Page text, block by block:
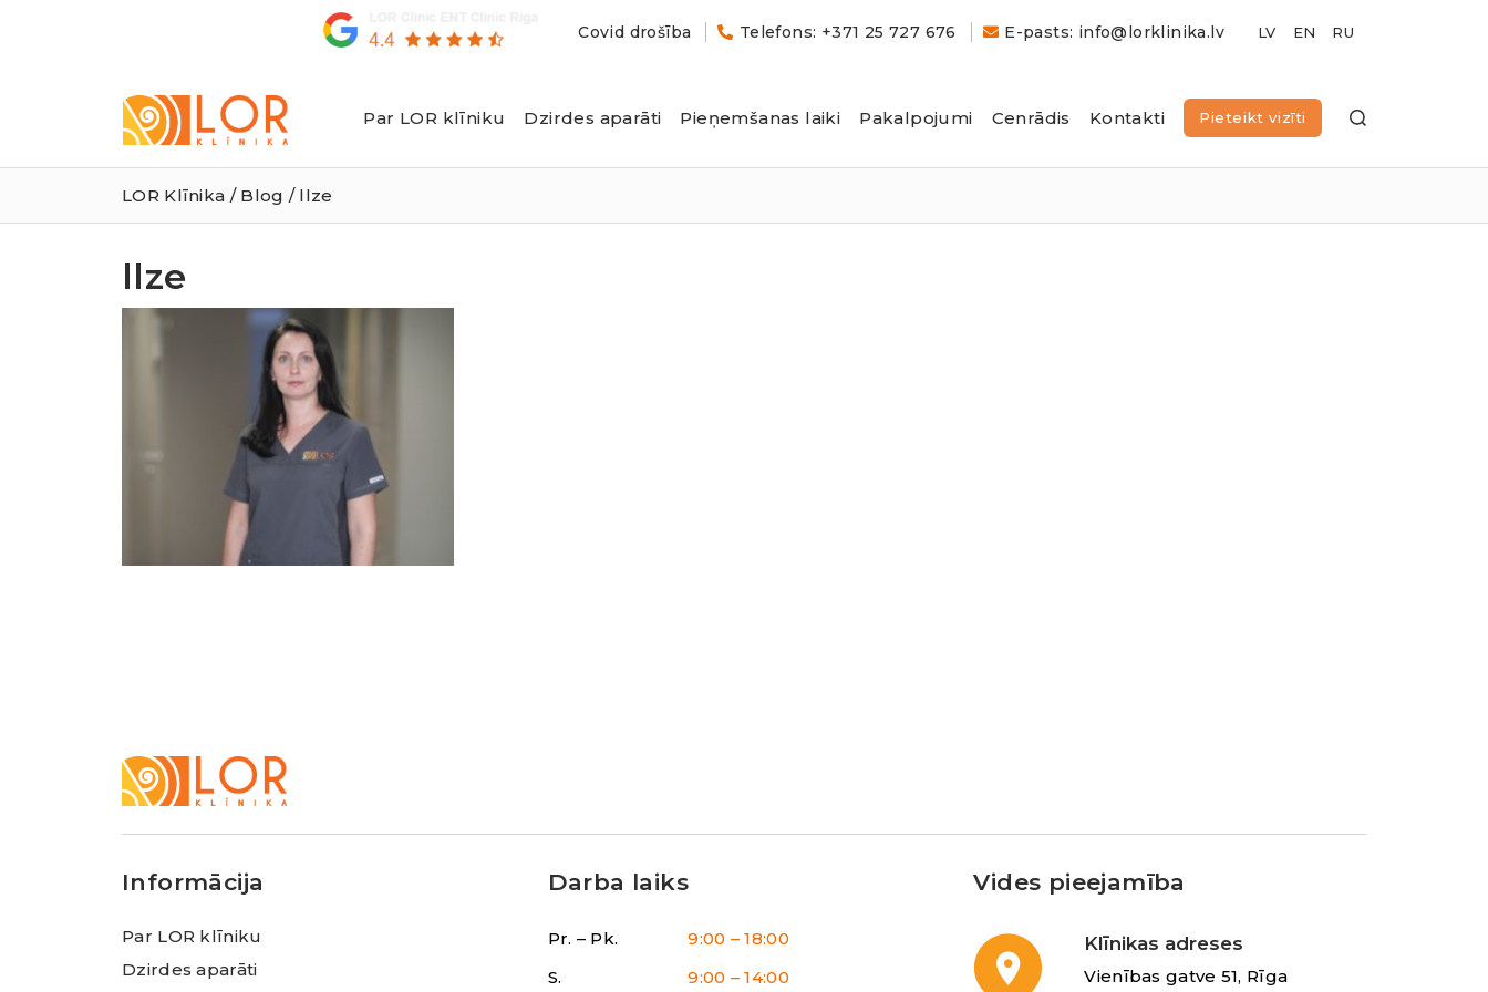
Covid drošība Telefons: +371 25 727 676 E-pasts: info@lorklinika.lv
Klīnika
Par LOR klīniku Dzirdes aparāti Pieņemšanas laiki Pakalpojumi Cenrādis Kontakti Pieteikt vizīti
LOR Klīnika / Blog / llze
llze
Klīnika
Informācija
Par LOR klīniku
Dzirdes aparāti
Darba laiks
Pr. – Pk.
9:00 – 18:00
S.
9:00 – 14:00
Vides pieejamība
Klīnikas adreses
Vienības gatve 51, Rīga